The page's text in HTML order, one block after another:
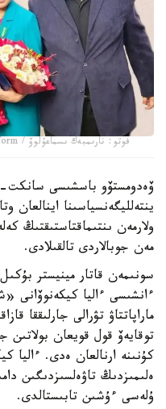
فوتو: نارىمبەك ىسماعۇلوۆ / Kazinform
ۆەدومستۆو باسشىسى سانكت-
ينتەلليگەنسياسىنا اينالعان
ولارمەن ىنتىماقتاستىقتىڭ
مەن جوبالاردى تالقىلادى.
سونىمەن قاتار مينيستر
ءانشىسى ءاليا كيكەنوۆانى
ماراپاتتاۋ تۋرالى جارلىققا
توقايەۆ قول قويعان بولاتىن
كۇنىنە ارنالعان ەدى. ءاليا
ەلىمىزدىڭ تاۋەلسىزدىگىن
ۇلەسى ءۇشىن تابىستالدى.